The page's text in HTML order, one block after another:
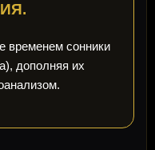
временем сонники
дополняя их